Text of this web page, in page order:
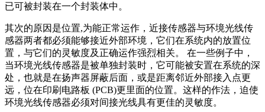
已可被封装在一个封装体中。
其次的原因是位置,为能正常运作，近接传感器与环境光线传
感器两者都必须能够接近外部环境，它们在系统内的放置位
置，与它们的灵敏度及正确运作强烈相关。 在一些例子中，
当环境光线传感器是被单独封装时，它可能被安置在系统的深
处，也就是在扬声器屏蔽后面，或是距离邻近外部接入点更
远，位在印刷电路板 (PCB)更里面的位置。这样的作法，迫使
环境光线传感器必须对间接光线具有更佳的灵敏度。